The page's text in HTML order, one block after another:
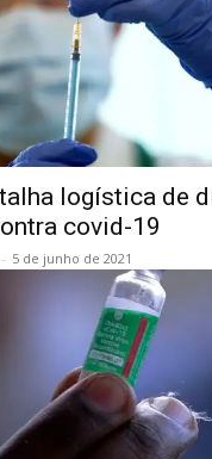
logística de
covid-19
- 5 de junho de 2021